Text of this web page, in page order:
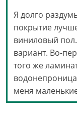
Я долго
покрытие
виниловый
вариант. Во-
того же
меня